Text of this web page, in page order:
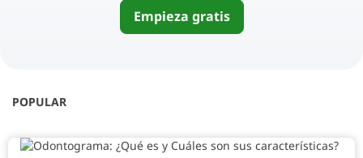
Empieza gratis
POPULAR